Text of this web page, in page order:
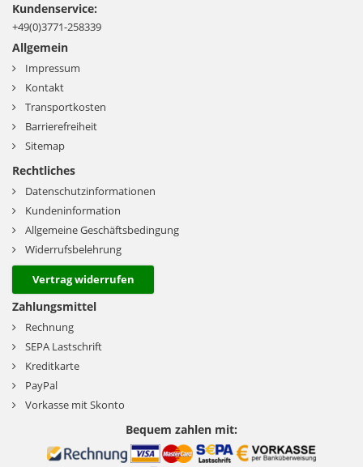
Kundenservice:
+49(0)3771-258339
Allgemein
Impressum
Kontakt
Transportkosten
Barrierefreiheit
Sitemap
Rechtliches
Datenschutzinformationen
Kundeninformation
Allgemeine Geschäftsbedingung
Widerrufsbelehrung
Vertrag widerrufen
Zahlungsmittel
Rechnung
SEPA Lastschrift
Kreditkarte
PayPal
Vorkasse mit Skonto
Bequem zahlen mit: